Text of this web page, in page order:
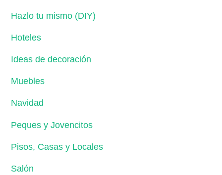
Hazlo tu mismo (DIY)
Hoteles
Ideas de decoración
Muebles
Navidad
Peques y Jovencitos
Pisos, Casas y Locales
Salón